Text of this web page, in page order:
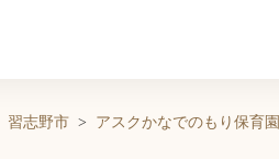
習志野市 アスクかなでのもり保育園